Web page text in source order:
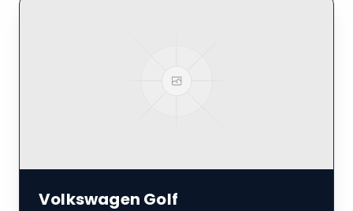
Volkswagen Golf